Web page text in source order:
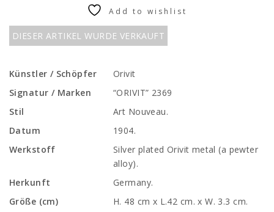
DIESER ARTIKEL WURDE VERKAUFT
Add to wishlist
Künstler / Schöpfer
Orivit
Signatur / Marken
“ORIVIT” 2369
Stil
Art Nouveau.
Datum
1904.
Werkstoff
Silver plated Orivit metal (a pewter
alloy).
Herkunft
Germany.
Größe (cm)
H. 48 cm x L.42 cm. x W. 3.3 cm.